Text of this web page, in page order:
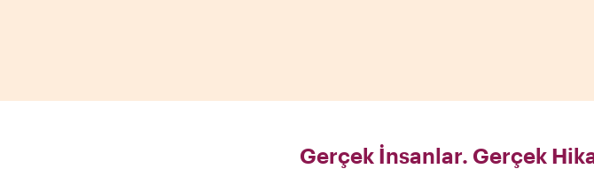
Gerçek İnsanlar. Gerçek